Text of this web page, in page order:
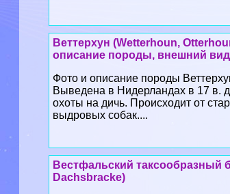
Веттерхун (Wetterhoun,
описание породы, внешний
Фото и описание породы
Выведена в Нидерландах в 17 в.
охоты на дичь. Происходит от
выдровых собак....
Вестфальский таксообразный
Dachsbracke)